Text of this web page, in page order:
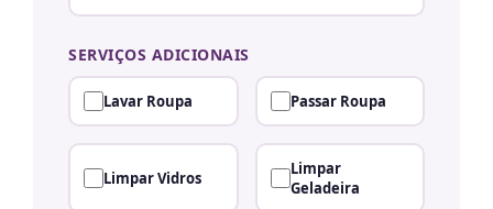
SERVIÇOS ADICIONAIS
Lavar Roupa Passar Roupa
Limpar Vidros
Limpar
Geladeira